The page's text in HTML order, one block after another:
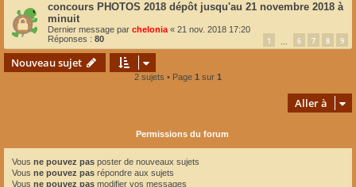
concours PHOTOS 2018 dépôt jusqu'au 21 novembre 2018 à
minuit
Dernier message par chelonia« 21 nov. 2018 17:20
Réponses : 80 1 6 7 8 9
Nouveau sujet
2 sujets • Page 1 sur 1
Aller à
Permissions du forum
Vous ne pouvez pas poster de nouveaux sujets
Vous ne pouvez pas répondre aux sujets
Vous ne pouvez pas modifier vos messages